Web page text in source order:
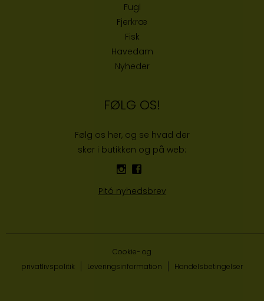
Fugl
Fjerkræ
Fisk
Havedam
Nyheder
FØLG OS!
Følg os her, og se hvad der
sker i butikken og på web:
Pitó nyhedsbrev
Cookie- og
privatlivspolitik
Leveringsinformation Handelsbetingelser